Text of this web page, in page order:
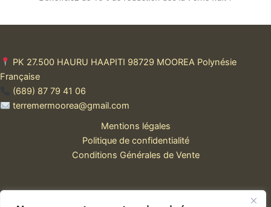
PK 27.500 HAURU HAAPITI 98729 MOOREA Polynésie
Française
(689) 87 79 41 06
terremermoorea@gmail.com
Mentions légales
Politique de confidentialité
Conditions Générales de Vente